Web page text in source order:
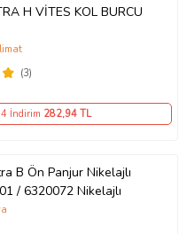
H VİTES KOL BURCU
(3)
İndirim 282,94 TL
B Ön Panjur Nikelajlı
/ 6320072 Nikelajlı